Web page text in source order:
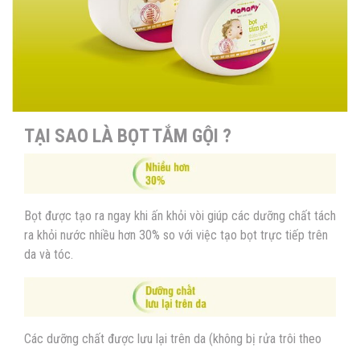
TẠI SAO LÀ BỌT TẮM GỘI ?
Bọt được tạo ra ngay khi ấn khỏi vòi giúp các dưỡng chất tách
ra khỏi nước nhiều hơn 30% so với việc tạo bọt trực tiếp trên
da và tóc.
Các dưỡng chất được lưu lại trên da (không bị rửa trôi theo